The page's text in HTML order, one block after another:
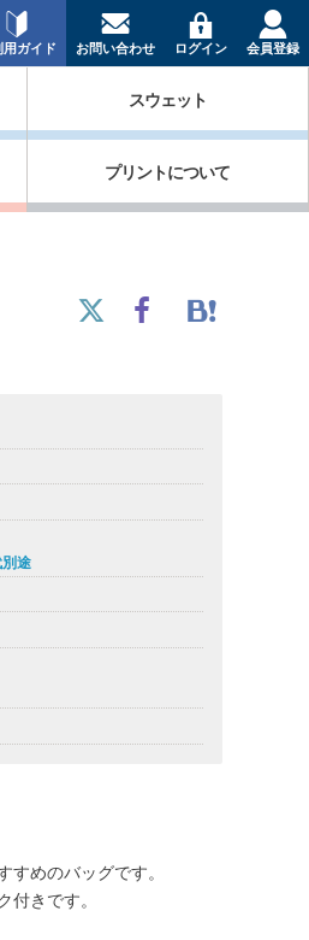
用ガイド お問い合わせ ログイン 会員登録
スウェット
プリントについて
途
すめのバッグです。
付きです。